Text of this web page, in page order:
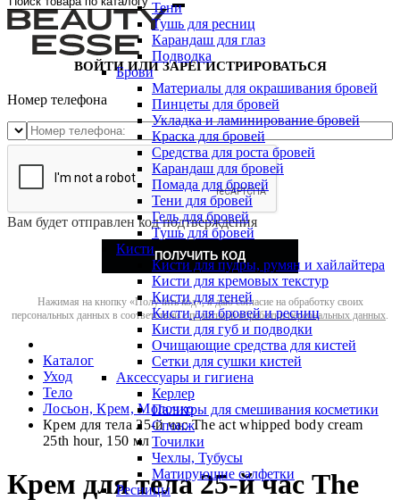
Тени
Тушь для ресниц
Карандаш для глаз
Подводка
Брови
Материалы для окрашивания бровей
Пинцеты для бровей
Укладка и ламинирование бровей
Краска для бровей
Средства для роста бровей
Карандаш для бровей
Помада для бровей
Тени для бровей
Гель для бровей
Тушь для бровей
Кисти
Кисти для пудры, румян и хайлайтера
Кисти для кремовых текстур
Кисти для теней
Кисти для бровей и ресниц
Кисти для губ и подводки
Очищающие средства для кистей
Сетки для сушки кистей
Аксессуары и гигиена
Керлер
Палитры для смешивания косметики
Спонж
Точилки
Чехлы, Тубусы
Матирующие салфетки
Ресницы
ВОЙТИ ИЛИ ЗАРЕГИСТРИРОВАТЬСЯ
Номер телефона
Вам будет отправлен код подтверждения
ПОЛУЧИТЬ КОД
Нажимая на кнопку «Получить код», я даю согласие на обработку своих
персональных данных в соответствии сполитикой обработки персональных данных.
Каталог
Уход
Тело
Лосьон, Крем, Молочко
Крем для тела 25-й час The act whipped body cream
25th hour, 150 мл
Крем для тела 25-й час The